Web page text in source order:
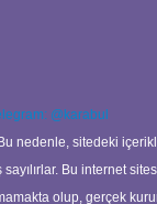
@karabul
nedenle, sitedeki
Bu internet
olup, gerçek